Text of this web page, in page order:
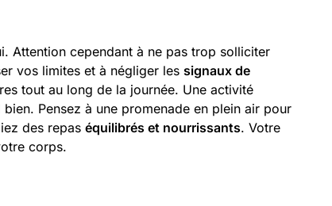
Attention cependant à ne pas trop solliciter
vos limites et à négliger les signaux de
tout au long de la journée. Une activité
Pensez à une promenade en plein air pour
des repas équilibrés et nourrissants. Votre
corps.